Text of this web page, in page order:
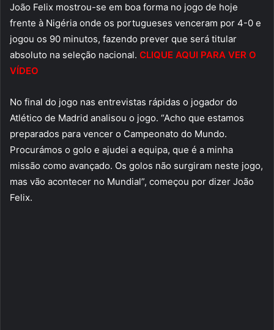
João Felix mostrou-se em boa forma no jogo de hoje
frente à Nigéria onde os portugueses venceram por 4-0 e
jogou os 90 minutos, fazendo prever que será titular
absoluto na seleção nacional. CLIQUE AQUI PARA VER O
VÍDEO
No final do jogo nas entrevistas rápidas o jogador do
Atlético de Madrid analisou o jogo. “Acho que estamos
preparados para vencer o Campeonato do Mundo.
Procurámos o golo e ajudei a equipa, que é a minha
missão como avançado. Os golos não surgiram neste jogo,
mas vão acontecer no Mundial”, começou por dizer João
Felix.